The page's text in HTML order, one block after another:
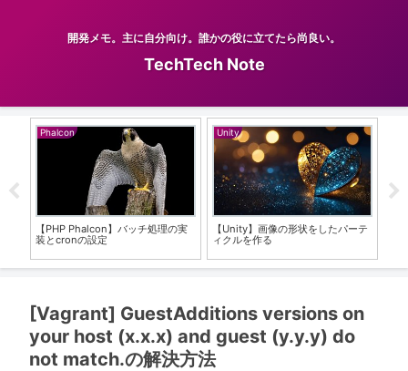
開発メモ。主に自分向け。誰かの役に立てたら尚良い。
TechTech Note
Phalcon
【PHP Phalcon】バッチ処理の実
装とcronの設定
Unity
【Unity】画像の形状をしたパーテ
ィクルを作る
[Vagrant] GuestAdditions versions on
your host (x.x.x) and guest (y.y.y) do
not match.の解決方法